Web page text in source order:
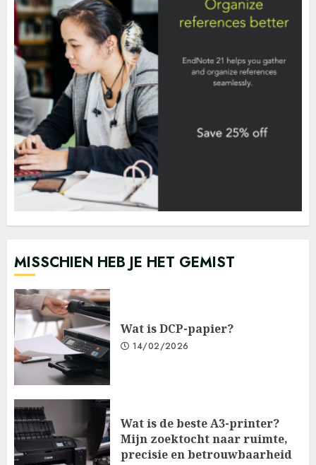
MISSCHIEN HEB JE HET GEMIST
Wat is DCP-papier?
14/02/2026
Wat is de beste A3-printer?
Mijn zoektocht naar ruimte,
precisie en betrouwbaarheid